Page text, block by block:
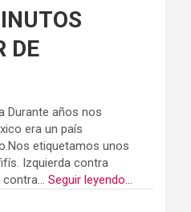
DE
Durante años nos
era un país
etiquetamos unos
Izquierda contra
contra...Seguir leyendo...